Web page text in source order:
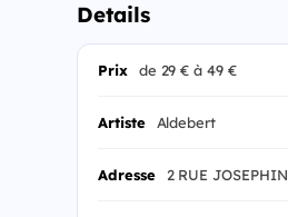
Details
Prix de 29 € à 49 €
Artiste Aldebert
Adresse 2 RUE